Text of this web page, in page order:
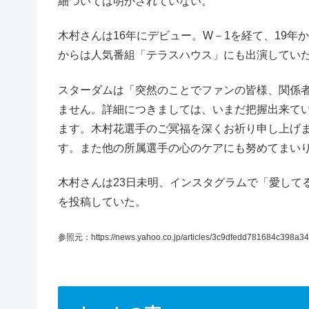
木村さんは16年にデビュー。W－1を経て、19年
からは人気番組「テラスハウス」にも出演してい
スターダムは「突然のことでファンの皆様、関
ません。詳細につきましては、いまだ把握出来
ます。木村花選手のご冥福を深くお祈り申し上
す。また他の所属選手の心のケアにも努めてまい
木村さんは23日未明、インスタグラムで「愛し
を投稿していた。
参照元：https://news.yahoo.co.jp/articles/